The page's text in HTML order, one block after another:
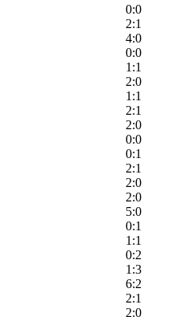
0:0
2:1
4:0
0:0
1:1
2:0
1:1
2:1
2:0
0:0
0:1
2:1
2:0
2:0
5:0
0:1
1:1
0:2
1:3
6:2
2:1
2:0